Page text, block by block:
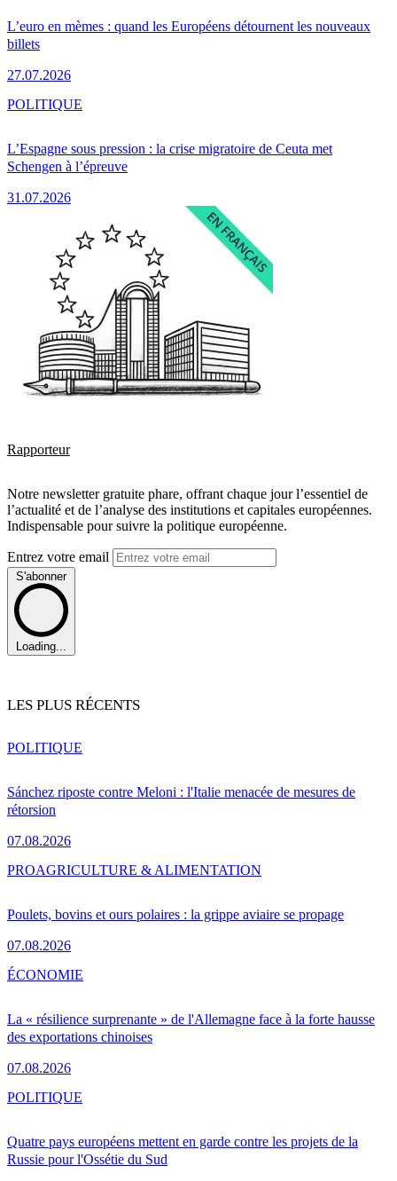
L’euro en mèmes : quand les Européens détournent les nouveaux
billets
27.07.2026
L’Espagne sous pression : la crise migratoire de Ceuta met
Schengen à l’épreuve
31.07.2026
POLITIQUE
Rapporteur
Notre newsletter gratuite phare, offrant chaque jour l’essentiel de
l’actualité et de l’analyse des institutions et capitales européennes.
Indispensable pour suivre la politique européenne.
Entrez votre email
S'abonner
Loading...
LES PLUS RÉCENTS
Sánchez riposte contre Meloni : l'Italie menacée de mesures de
rétorsion
07.08.2026
POLITIQUE
Poulets, bovins et ours polaires : la grippe aviaire se propage
07.08.2026
PROAGRICULTURE & ALIMENTATION
La « résilience surprenante » de l'Allemagne face à la forte hausse
des exportations chinoises
07.08.2026
ÉCONOMIE
Quatre pays européens mettent en garde contre les projets de la
Russie pour l'Ossétie du Sud
POLITIQUE